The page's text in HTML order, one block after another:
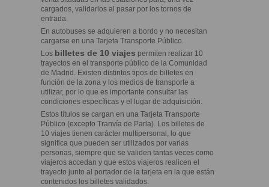
cargados, validarlos al pasar por los tornos de
entrada.
En autobuses se adquieren a bordo y no necesitan
cargarse en una Tarjeta Transporte Público.
Los billetes de 10 viajes permiten realizar 10
trayectos en el transporte público de la Comunidad
de Madrid. Existen distintos tipos de billetes en
función de la zona y los medios de transporte a
utilizar, por lo que es importante consultar las
condiciones específicas y el lugar de adquisición.
Estos títulos se cargan en una Tarjeta Transporte
Público (excepto Tranvía de Parla). Los billetes de
10 viajes tienen carácter multipersonal, lo que
significa que pueden ser utilizados por varias
personas, siempre que se validen tantas veces como
viajeros accedan y que estos viajeros realicen el
trayecto junto al portador de la tarjeta en la que están
contenidos los billetes validados.